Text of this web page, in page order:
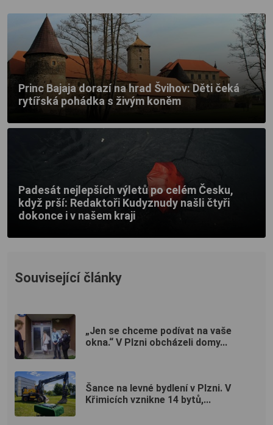
Princ Bajaja dorazí na hrad Švihov: Děti čeká
rytířská pohádka s živým koněm
Padesát nejlepších výletů po celém Česku,
když prší: Redaktoři Kudyznudy našli čtyři
dokonce i v našem kraji
Související články
„Jen se chceme podívat na vaše
okna.“ V Plzni obcházeli domy...
Šance na levné bydlení v Plzni. V
Křimicích vznikne 14 bytů,...